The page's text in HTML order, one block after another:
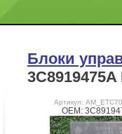
Блоки
Артикул:
OEM: